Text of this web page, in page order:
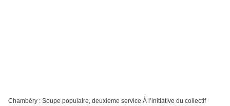
Chambéry : Soupe populaire, deuxième service À l’initiative du collectif